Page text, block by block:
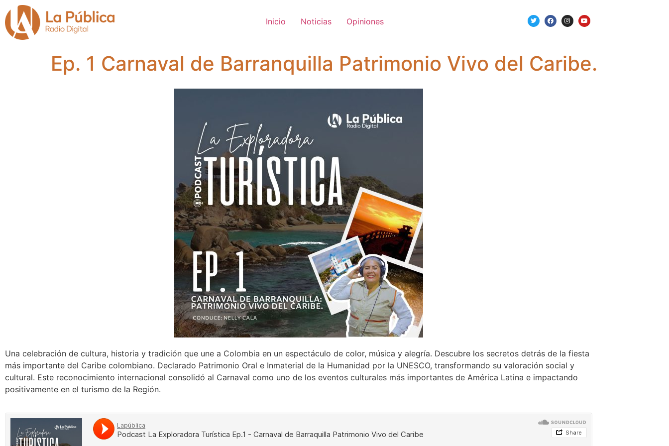
Inicio Noticias Opiniones
Ep. 1 Carnaval de Barranquilla Patrimonio Vivo del Caribe.
Una celebración de cultura, historia y tradición que une a Colombia en un espectáculo de color, música y alegría. Descubre los secretos detrás de la fiesta
más importante del Caribe colombiano. Declarado Patrimonio Oral e Inmaterial de la Humanidad por la UNESCO, transformando su valoración social y
cultural. Este reconocimiento internacional consolidó al Carnaval como uno de los eventos culturales más importantes de América Latina e impactando
positivamente en el turismo de la Región.